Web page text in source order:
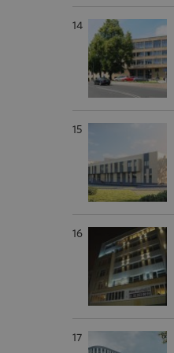
14
15
16
17